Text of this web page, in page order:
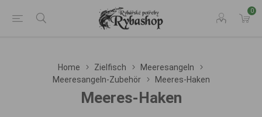
0
Home Zielfisch
Meeresangeln
Meeresangeln-Zubehör
Meeres-Haken
Meeres-Haken